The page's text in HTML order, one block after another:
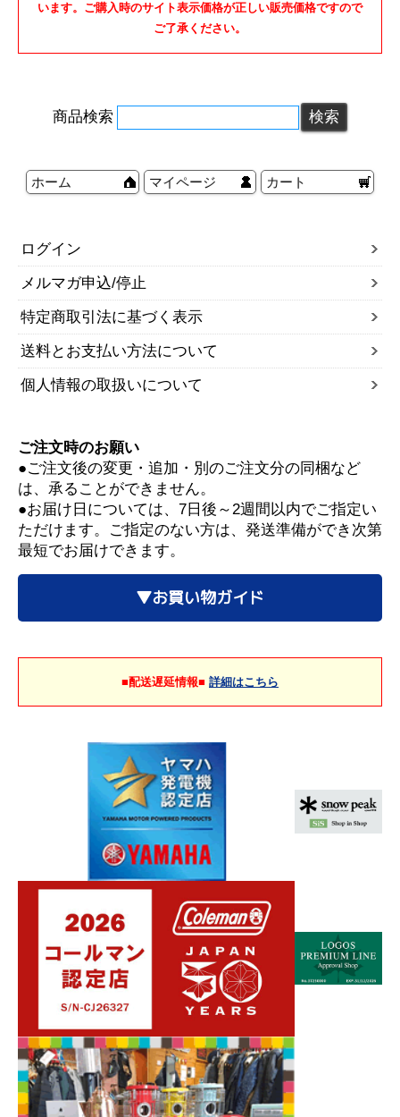
います。ご購入時のサイト表示価格が正しい販売価格ですので
ご了承ください。
商品検索
ホーム マイページ カート
ログイン
メルマガ申込/停止
特定商取引法に基づく表示
送料とお支払い方法について
個人情報の取扱いについて
ご注文時のお願い
●ご注文後の変更・追加・別のご注文分の同梱など
は、承ることができません。
●お届け日については、7日後～2週間以内でご指定い
ただけます。ご指定のない方は、発送準備ができ次第
最短でお届けできます。
▼お買い物ガイド
■配送遅延情報■ 詳細はこちら